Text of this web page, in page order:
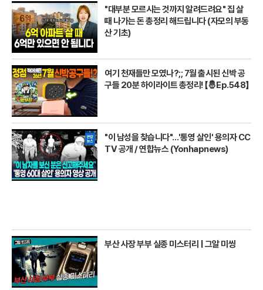
"대부분 모르시는 것까지 알려드려요" 집 살
때 나가는 돈 총정리 해드립니다 (자모의 부동
산 기초)
여기 천재들만 모였나?;; 7월 출시된 신박 공
구들 20분 하이라이트 총정리! 【🤴Ep.548】
"이 남성을 찾습니다"…'통영 살인' 용의자 CC
TV 공개 / 연합뉴스 (Yonhapnews)
부산 사장 부부 실종 미스터리 | 그알 미씽